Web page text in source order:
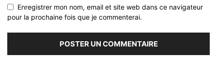
Enregistrer mon nom, email et site web dans ce navigateur
pour la prochaine fois que je commenterai.